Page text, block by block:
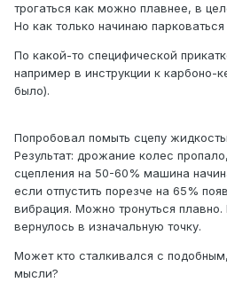
трогаться как можно плавнее, в
Но как только начинаю
По какой-то специфической
например в инструкции к карбоно-
было).
Попробовал помыть сцепу
Результат: дрожание колес
сцепления на 50-60% машина
если отпустить порезче на 65%
вибрация. Можно тронуться
вернулось в изначальную точку.
Может кто сталкивался с
мысли?